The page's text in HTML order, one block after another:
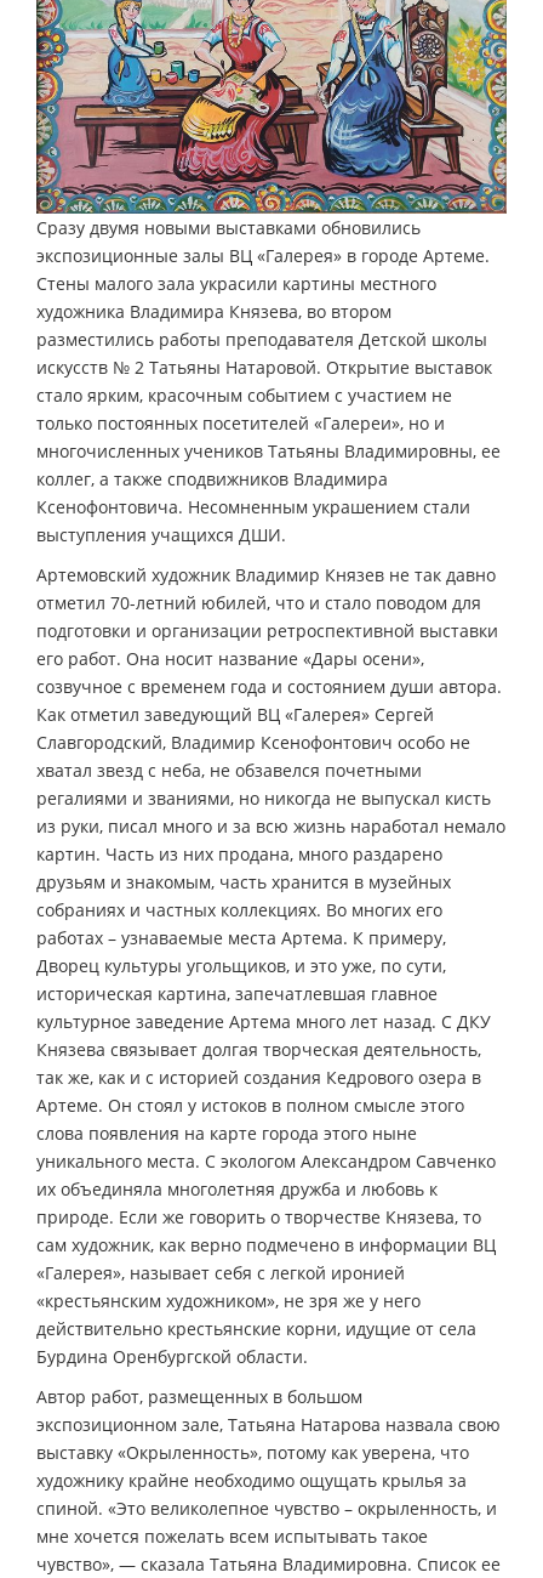
Сразу двумя новыми выставками обновились
экспозиционные залы ВЦ «Галерея» в городе Артеме.
Стены малого зала украсили картины местного
художника Владимира Князева, во втором
разместились работы преподавателя Детской школы
искусств № 2 Татьяны Натаровой. Открытие выставок
стало ярким, красочным событием с участием не
только постоянных посетителей «Галереи», но и
многочисленных учеников Татьяны Владимировны, ее
коллег, а также сподвижников Владимира
Ксенофонтовича. Несомненным украшением стали
выступления учащихся ДШИ.
Артемовский художник Владимир Князев не так давно
отметил 70-летний юбилей, что и стало поводом для
подготовки и организации ретроспективной выставки
его работ. Она носит название «Дары осени»,
созвучное с временем года и состоянием души автора.
Как отметил заведующий ВЦ «Галерея» Сергей
Славгородский, Владимир Ксенофонтович особо не
хватал звезд с неба, не обзавелся почетными
регалиями и званиями, но никогда не выпускал кисть
из руки, писал много и за всю жизнь наработал немало
картин. Часть из них продана, много раздарено
друзьям и знакомым, часть хранится в музейных
собраниях и частных коллекциях. Во многих его
работах – узнаваемые места Артема. К примеру,
Дворец культуры угольщиков, и это уже, по сути,
историческая картина, запечатлевшая главное
культурное заведение Артема много лет назад. С ДКУ
Князева связывает долгая творческая деятельность,
так же, как и с историей создания Кедрового озера в
Артеме. Он стоял у истоков в полном смысле этого
слова появления на карте города этого ныне
уникального места. С экологом Александром Савченко
их объединяла многолетняя дружба и любовь к
природе. Если же говорить о творчестве Князева, то
сам художник, как верно подмечено в информации ВЦ
«Галерея», называет себя с легкой иронией
«крестьянским художником», не зря же у него
действительно крестьянские корни, идущие от села
Бурдина Оренбургской области.
Автор работ, размещенных в большом
экспозиционном зале, Татьяна Натарова назвала свою
выставку «Окрыленность», потому как уверена, что
художнику крайне необходимо ощущать крылья за
спиной. «Это великолепное чувство – окрыленность, и
мне хочется пожелать всем испытывать такое
чувство», — сказала Татьяна Владимировна. Список ее